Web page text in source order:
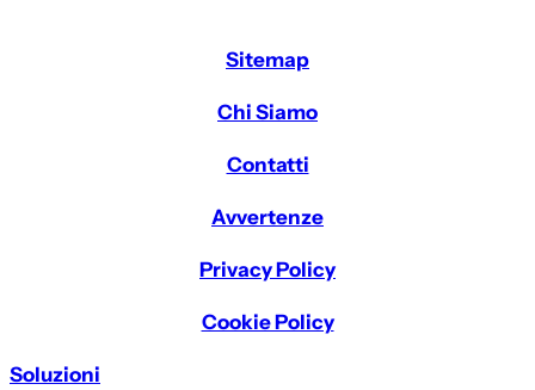
Sitemap
Chi Siamo
Contatti
Avvertenze
Privacy Policy
Cookie Policy
Soluzioni